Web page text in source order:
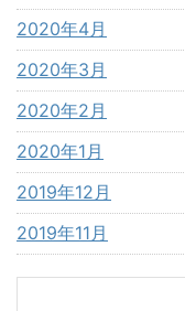
2020年4月
2020年3月
2020年2月
2020年1月
2019年12月
2019年11月